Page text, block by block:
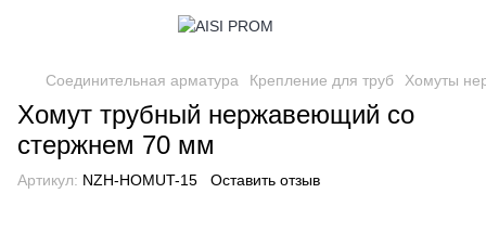
Соединительная арматура Крепление для труб Хомуты
Хомут трубный нержавеющий со
стержнем 70 мм
Артикул: NZH-HOMUT-15 Оставить отзыв